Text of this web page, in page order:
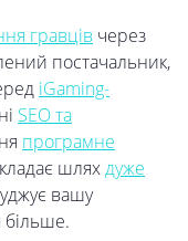
гравців через
постачальник,
iGaming-
SEO та
програмне
шляхдуже
вашу
більше.